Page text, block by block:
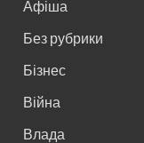
Афіша
Без рубрики
Бізнес
Війна
Влада